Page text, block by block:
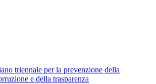
triennale per la prevenzione della
e della trasparenza